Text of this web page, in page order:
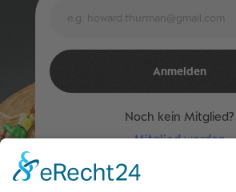
Noch kein Mitglied?
Mitglied werden
Du bist Mitglied?
Zugang für bestehende